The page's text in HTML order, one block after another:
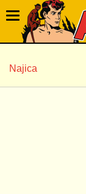
Najica